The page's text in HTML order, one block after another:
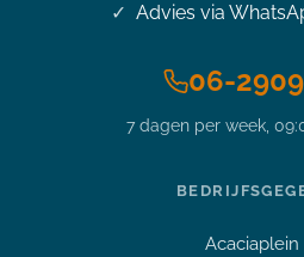
Advies via
06-
7 dagen per week,
Acaciaplein
Stel je
product
480GB